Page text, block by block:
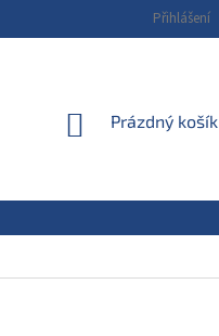
Přihlášení
NÁKUPNÍ
Prázdný košík